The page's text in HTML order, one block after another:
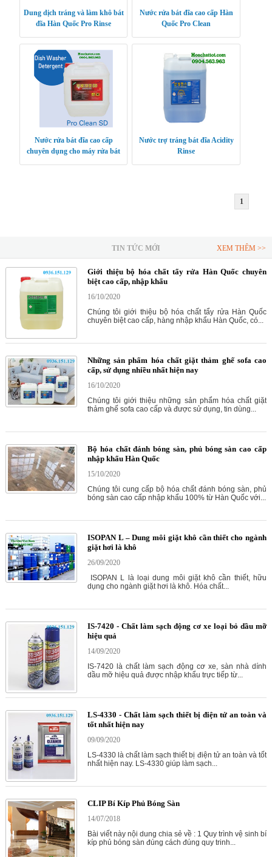
Dung dịch tráng và làm khô bát
đĩa Hàn Quốc Pro Rinse
Nước rửa bát đĩa cao cấp Hàn
Quốc Pro Clean
Nước rửa bát đĩa cao cấp
chuyên dụng cho máy rửa bát
Nước trợ tráng bát đĩa Acidity
Rinse
1
TIN TỨC MỚI XEM THÊM >>
Giới thiệu bộ hóa chất tẩy rửa Hàn Quốc chuyên
biệt cao cấp, nhập khẩu
16/10/2020
Chúng tôi giới thiệu bộ hóa chất tẩy rửa Hàn Quốc
chuyên biệt cao cấp, hàng nhập khẩu Hàn Quốc, có...
Những sản phẩm hóa chất giặt thảm ghế sofa cao
cấp, sử dụng nhiều nhất hiện nay
16/10/2020
Chúng tôi giới thiệu những sản phẩm hóa chất giặt
thảm ghế sofa cao cấp và được sử dụng, tin dùng...
Bộ hóa chất đánh bóng sàn, phủ bóng sàn cao cấp
nhập khẩu Hàn Quốc
15/10/2020
Chúng tôi cung cấp bộ hóa chất đánh bóng sàn, phủ
bóng sàn cao cấp nhập khẩu 100% từ Hàn Quốc với...
ISOPAN L – Dung môi giặt khô cần thiết cho ngành
giặt hơi là khô
26/09/2020
ISOPAN L là loại dung môi giặt khô cần thiết, hữu
dụng cho ngành giặt hơi là khô. Hóa chất...
IS-7420 - Chất làm sạch động cơ xe loại bỏ dầu mỡ
hiệu quả
14/09/2020
IS-7420 là chất làm sạch động cơ xe, sàn nhà dính
dầu mỡ hiệu quả được nhập khẩu trực tiếp từ...
LS-4330 - Chất làm sạch thiết bị điện tử an toàn và
tốt nhất hiện nay
09/09/2020
LS-4330 là chất làm sạch thiết bị điện tử an toàn và tốt
nhất hiện nay. LS-4330 giúp làm sạch...
CLIP Bí Kíp Phủ Bóng Sàn
14/07/2018
Bài viết này nội dung chia sẻ về : 1 Quy trình vệ sinh bí
kíp phủ bóng sàn đúng cách đúng quy trinh...